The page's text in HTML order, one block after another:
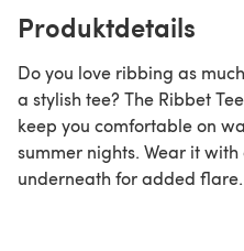
Produktdetails
Do you love ribbing as
a stylish tee? The Ribbet
keep you comfortable on
summer nights. Wear it
underneath for added flare.